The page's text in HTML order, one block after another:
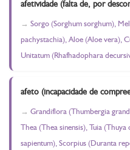
afetividade (falta de, por
Sorgo (Sorghum sorghum),
pachystachia), Aloe (Aloe vera),
Unitatum (Rhafhadophara
afeto (incapacidade de
Grandiflora (Thumbergia
Thea (Thea sinensis), Tuia
sapientum), Scorpius (Duranta